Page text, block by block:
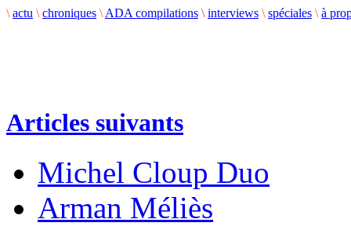
\ actu \ chroniques \ ADA compilations \ interviews \ spéciales \ à
Articles suivants
Michel Cloup Duo
Arman Méliès